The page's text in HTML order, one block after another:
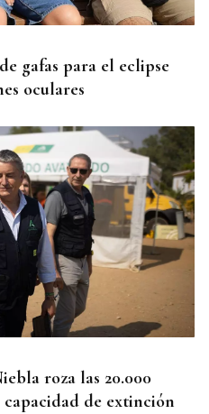
gafas para el eclipse
oculares
roza las 20.000
capacidad de extinción